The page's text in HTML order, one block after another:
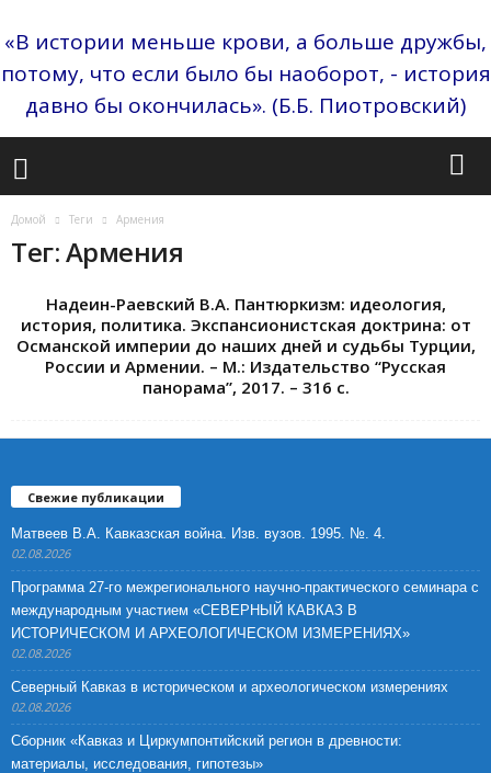
«В истории меньше крови, а больше дружбы,
потому, что если было бы наоборот, - история
давно бы окончилась». (Б.Б. Пиотровский)
Домой Теги Армения
Тег: Армения
Надеин-Раевский В.А. Пантюркизм: идеология,
история, политика. Экспансионистская доктрина: от
Османской империи до наших дней и судьбы Турции,
России и Армении. – М.: Издательство “Русская
панорама”, 2017. – 316 с.
Свежие публикации
Матвеев В.А. Кавказская война. Изв. вузов. 1995. №. 4.
02.08.2026
Программа 27-го межрегионального научно-практического семинара с
международным участием «СЕВЕРНЫЙ КАВКАЗ В
ИСТОРИЧЕСКОМ И АРХЕОЛОГИЧЕСКОМ ИЗМЕРЕНИЯХ»
02.08.2026
Северный Кавказ в историческом и археологическом измерениях
02.08.2026
Сборник «Кавказ и Циркумпонтийский регион в древности:
материалы, исследования, гипотезы»